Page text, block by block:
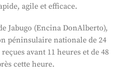
agile et efficace.
Jabugo (Encina DonAlberto),
péninsulaire nationale de 24
avant 11 heures et de 48
cette heure.